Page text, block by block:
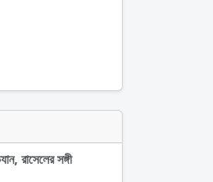
রাসেলের সঙ্গী